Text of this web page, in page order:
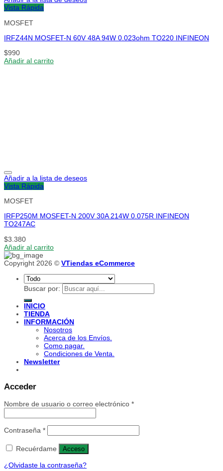
Vista Rápida
MOSFET
IRFZ44N MOSFET-N 60V 48A 94W 0.023ohm TO220 INFINEON
$990
Añadir al carrito
Añadir a la lista de deseos
Vista Rápida
MOSFET
IRFP250M MOSFET-N 200V 30A 214W 0.075R INFINEON
TO247AC
$3.380
Añadir al carrito
Copyright 2026 © VTiendas eCommerce
Buscar por:
INICIO
TIENDA
INFORMACIÓN
Nosotros
Acerca de los Envíos.
Como pagar.
Condiciones de Venta.
Newsletter
Acceder
Nombre de usuario o correo electrónico *
Contraseña *
Recuérdame Acceso
¿Olvidaste la contraseña?